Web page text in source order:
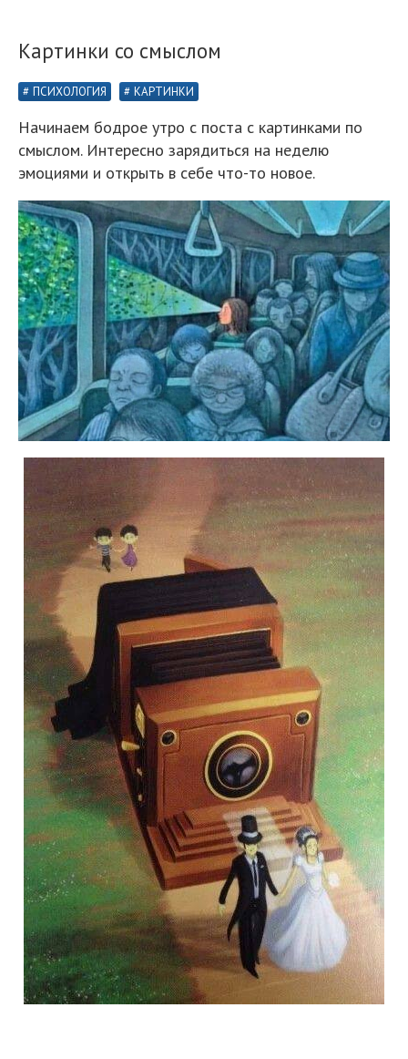
Картинки со смыслом
ПСИХОЛОГИЯ КАРТИНКИ
Начинаем бодрое утро с поста с картинками по
смыслом. Интересно зарядиться на неделю
эмоциями и открыть в себе что-то новое.